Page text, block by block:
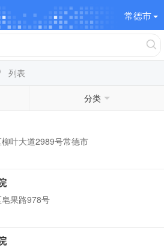
常德市
列表
分类
叶大道2989号常德市
果路978号